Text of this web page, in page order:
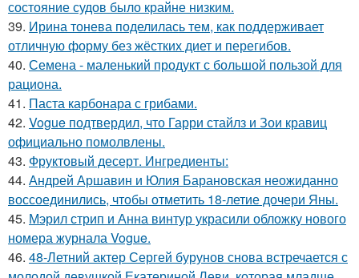
состояние судов было крайне низким.
39. Ирина тонева поделилась тем, как поддерживает
отличную форму без жёстких диет и перегибов.
40. Семена - маленький продукт с большой пользой для
рациона.
41. Паста карбонара с грибами.
42. Vogue подтвердил, что Гарри стайлз и Зои кравиц
официально помолвлены.
43. Фруктовый десерт. Ингредиенты:
44. Андрей Аршавин и Юлия Барановская неожиданно
воссоединились, чтобы отметить 18-летие дочери Яны.
45. Мэрил стрип и Анна винтур украсили обложку нового
номера журнала Vogue.
46. 48-Летний актер Сергей бурунов снова встречается с